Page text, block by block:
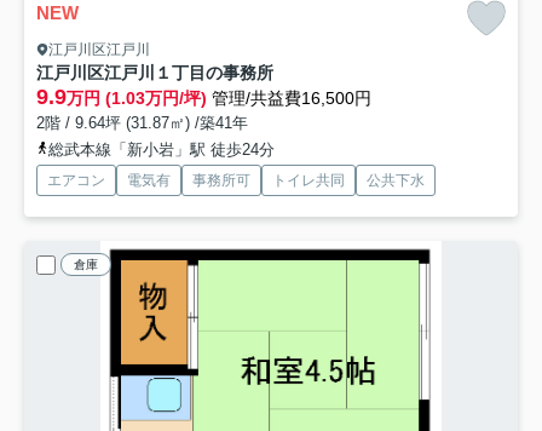
NEW
江戸川区江戸川
江戸川区江戸川１丁目の事務所
9.9万円 (1.03万円/坪) 管理/共益費16,500円
2階 / 9.64坪 (31.87㎡) /築41年
総武本線「新小岩」駅 徒歩24分
エアコン 電気有 事務所可 トイレ共同 公共下水
倉庫